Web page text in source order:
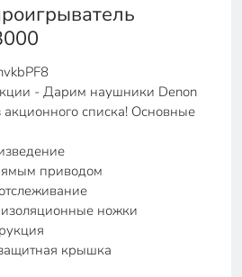
- Дарим наушники Denon
списка! Основные
приводом
ножки
крышка